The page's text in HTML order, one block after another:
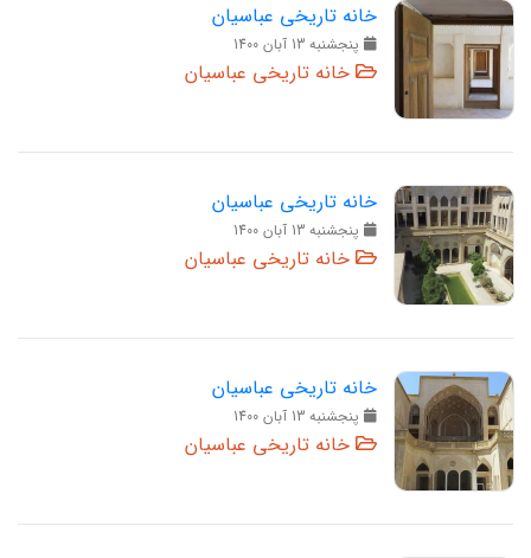
خانه تاریخی عباسیان
پنجشنبه 13 آبان 1400
خانه تاریخی عباسیان
خانه تاریخی عباسیان
پنجشنبه 13 آبان 1400
خانه تاریخی عباسیان
خانه تاریخی عباسیان
پنجشنبه 13 آبان 1400
خانه تاریخی عباسیان